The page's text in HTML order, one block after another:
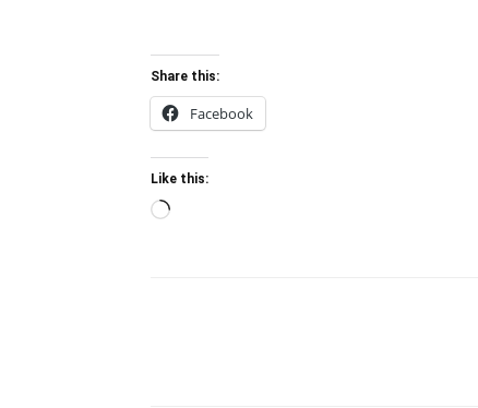
Share this:
Facebook
Like this: